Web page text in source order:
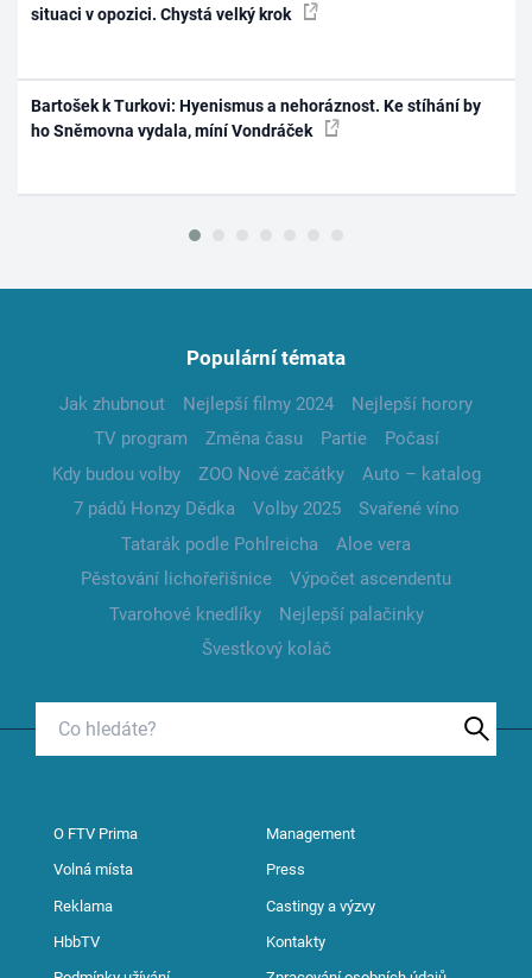
situaci v opozici. Chystá velký krok
Bartošek k Turkovi: Hyenismus a nehoráznost. Ke stíhání by
ho Sněmovna vydala, míní Vondráček
Populární témata
Jak zhubnout Nejlepší filmy 2024
Nejlepší horory
TV program
Změna času Partie
Počasí
Kdy budou volby
ZOO Nové začátky
Auto – katalog
7 pádů Honzy Dědka
Volby 2025
Svařené víno
Tatarák podle Pohlreicha
Aloe vera
Pěstování lichořeřišnice
Výpočet ascendentu
Tvarohové knedlíky
Nejlepší palačinky
Švestkový koláč
O FTV Prima Management
Volná místa Press
Reklama Castingy a výzvy
HbbTV Kontakty